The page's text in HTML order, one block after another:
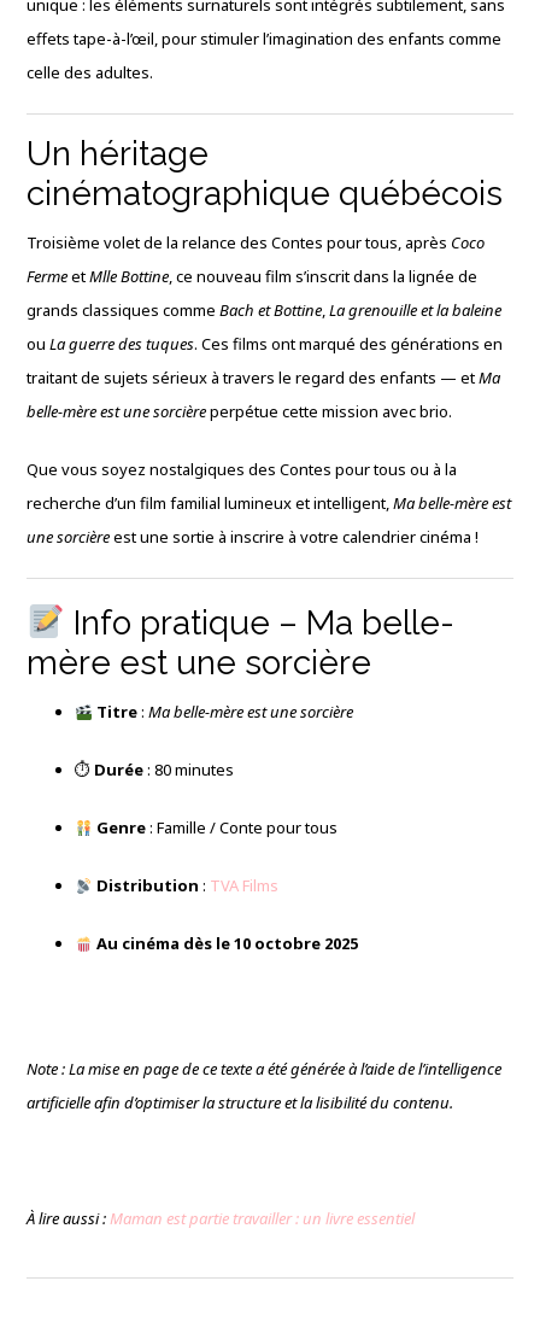
unique : les éléments surnaturels sont intégrés subtilement, sans
effets tape-à-l’œil, pour stimuler l’imagination des enfants comme
celle des adultes.
Un héritage
cinématographique québécois
Troisième volet de la relance des Contes pour tous, après Coco
FermeetMlle Bottine, ce nouveau film s’inscrit dans la lignée de
grands classiques commeBach et Bottine,La grenouille et la baleine
ouLa guerre des tuques. Ces films ont marqué des générations en
traitant de sujets sérieux à travers le regard des enfants — etMa
belle-mère est une sorcièreperpétue cette mission avec brio.
Que vous soyez nostalgiques des Contes pour tous ou à la
recherche d’un film familial lumineux et intelligent,Ma belle-mère est
une sorcièreest une sortie à inscrire à votre calendrier cinéma !
Info pratique – Ma belle-
mère est une sorcière
Titre:Ma belle-mère est une sorcière
⏱ Durée: 80 minutes
Genre: Famille / Conte pour tous
Distribution : TVA Films
Au cinéma dès le 10 octobre 2025
Note : La mise en page de ce texte a été générée à l’aide de l’intelligence
artificielle afin d’optimiser la structure et la lisibilité du contenu.
À lire aussi :Maman est partie travailler : un livre essentiel